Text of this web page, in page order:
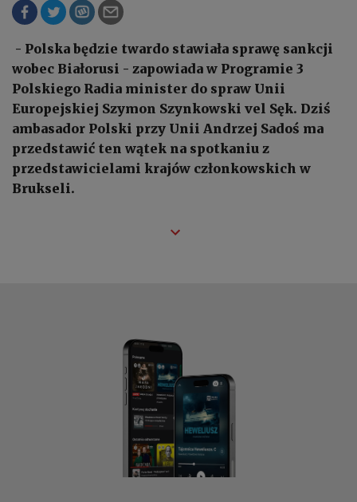
- Polska będzie twardo stawiała sprawę sankcji
wobec Białorusi - zapowiada w Programie 3
Polskiego Radia minister do spraw Unii
Europejskiej Szymon Szynkowski vel Sęk. Dziś
ambasador Polski przy Unii Andrzej Sadoś ma
przedstawić ten wątek na spotkaniu z
przedstawicielami krajów członkowskich w
Brukseli.